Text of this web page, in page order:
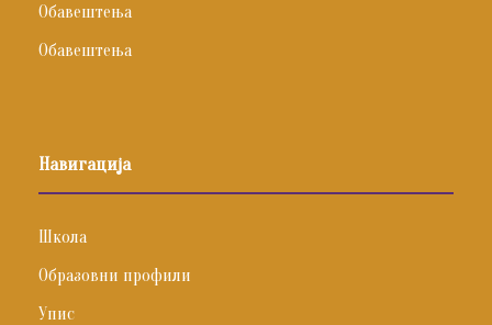
Обавештења
Обавештења
Навигација
Школа
Образовни профили
Упис